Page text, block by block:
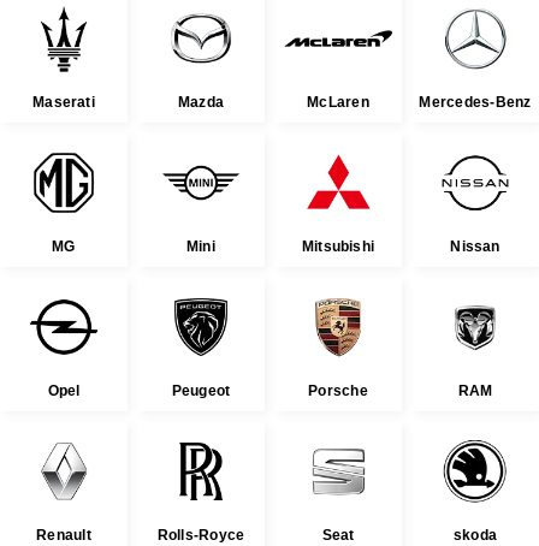
Maserati Mazda McLaren Mercedes-Benz
MG Mini Mitsubishi Nissan
Opel Peugeot Porsche RAM
Renault Rolls-Royce Seat skoda